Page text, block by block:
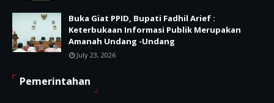
Buka Giat PPID, Bupati Fadhil Arief :
Keterbukaan Informasi Publik Merupakan
Amanah Undang -Undang
July 23, 2026
Pemerintahan